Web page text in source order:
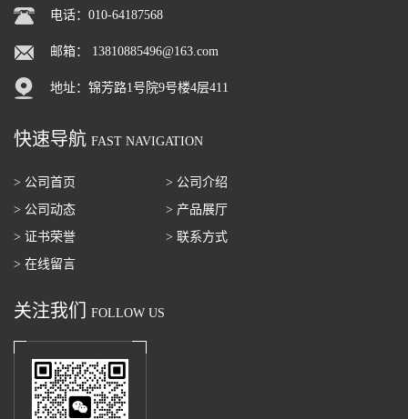
电话：010-64187568
邮箱： 13810885496@163.com
地址：锦芳路1号院9号楼4层411
快速导航 FAST NAVIGATION
> 公司首页
> 公司介绍
> 公司动态
> 产品展厅
> 证书荣誉
> 联系方式
> 在线留言
关注我们 FOLLOW US